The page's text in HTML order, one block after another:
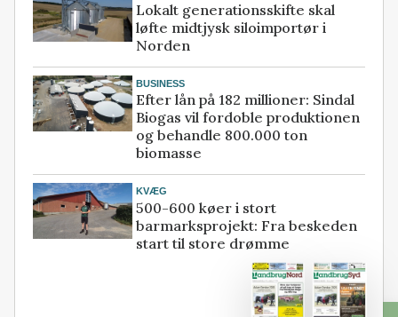
Lokalt generationsskifte skal
løfte midtjysk siloimportør i
Norden
BUSINESS
Efter lån på 182 millioner: Sindal
Biogas vil fordoble produktionen
og behandle 800.000 ton
biomasse
KVÆG
500-600 køer i stort
barmarksprojekt: Fra beskeden
start til store drømme